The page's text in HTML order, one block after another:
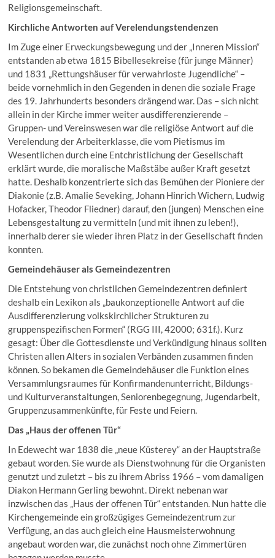
Religionsgemeinschaft.
Kirchliche Antworten auf Verelendungstendenzen
Im Zuge einer Erweckungsbewegung und der „Inneren Mission“
entstanden ab etwa 1815 Bibellesekreise (für junge Männer)
und 1831 „Rettungshäuser für verwahrloste Jugendliche“ –
beide vornehmlich in den Gegenden in denen die soziale Frage
des 19. Jahrhunderts besonders drängend war. Das – sich nicht
allein in der Kirche immer weiter ausdifferenzierende –
Gruppen- und Vereinswesen war die religiöse Antwort auf die
Verelendung der Arbeiterklasse, die vom Pietismus im
Wesentlichen durch eine Entchristlichung der Gesellschaft
erklärt wurde, die moralische Maßstäbe außer Kraft gesetzt
hatte. Deshalb konzentrierte sich das Bemühen der Pioniere der
Diakonie (z.B. Amalie Seveking, Johann Hinrich Wichern, Ludwig
Hofacker, Theodor Fliedner) darauf, den (jungen) Menschen eine
Lebensgestaltung zu vermitteln (und mit ihnen zu leben!),
innerhalb derer sie wieder ihren Platz in der Gesellschaft finden
konnten.
Gemeindehäuser als Gemeindezentren
Die Entstehung von christlichen Gemeindezentren definiert
deshalb ein Lexikon als „baukonzeptionelle Antwort auf die
Ausdifferenzierung volkskirchlicher Strukturen zu
gruppenspezifischen Formen“ (RGG III, 42000; 631f.). Kurz
gesagt: Über die Gottesdienste und Verkündigung hinaus sollten
Christen allen Alters in sozialen Verbänden zusammen finden
können. So bekamen die Gemeindehäuser die Funktion eines
Versammlungsraumes für Konfirmandenunterricht, Bildungs-
und Kulturveranstaltungen, Seniorenbegegnung, Jugendarbeit,
Gruppenzusammenkünfte, für Feste und Feiern.
Das „Haus der offenen Tür“
In Edewecht war 1838 die „neue Küsterey“ an der Hauptstraße
gebaut worden. Sie wurde als Dienstwohnung für die Organisten
genutzt und zuletzt – bis zu ihrem Abriss 1966 – vom damaligen
Diakon Hermann Gerling bewohnt. Direkt nebenan war
inzwischen das „Haus der offenen Tür“ entstanden. Nun hatte die
Kirchengemeinde ein großzügiges Gemeindezentrum zur
Verfügung, an das auch gleich eine Hausmeisterwohnung
angebaut worden war, die zunächst noch ohne Zimmertüren